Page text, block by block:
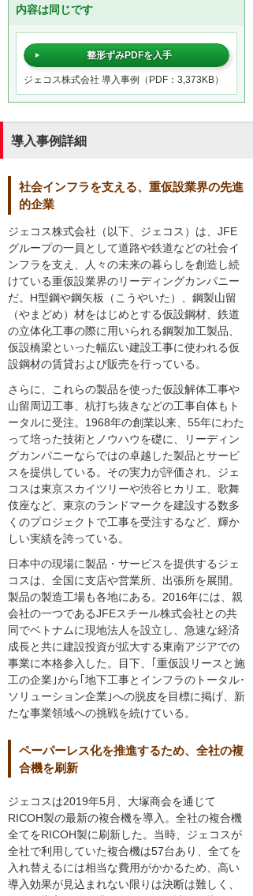
内容は同じです
整形ずみPDFを入手
ジェコス株式会社 導入事例（PDF：3,373KB）
導入事例詳細
社会インフラを支える、重仮設業界の先進
的企業
ジェコス株式会社（以下、ジェコス）は、JFE
グループの一員として道路や鉄道などの社会イ
ンフラを支え、人々の未来の暮らしを創造し続
けている重仮設業界のリーディングカンパニー
だ。H型鋼や鋼矢板（こうやいた）、鋼製山留
（やまどめ）材をはじめとする仮設鋼材、鉄道
の立体化工事の際に用いられる鋼製加工製品、
仮設橋梁といった幅広い建設工事に使われる仮
設鋼材の賃貸および販売を行っている。
さらに、これらの製品を使った仮設解体工事や
山留周辺工事、杭打ち抜きなどの工事自体もト
ータルに受注。1968年の創業以来、55年にわた
って培った技術とノウハウを礎に、リーディン
グカンパニーならではの卓越した製品とサービ
スを提供している。その実力が評価され、ジェ
コスは東京スカイツリーや渋谷ヒカリエ、歌舞
伎座など、東京のランドマークを建設する数多
くのプロジェクトで工事を受注するなど、輝か
しい実績を誇っている。
日本中の現場に製品・サービスを提供するジェ
コスは、全国に支店や営業所、出張所を展開。
製品の製造工場も各地にある。2016年には、親
会社の一つであるJFEスチール株式会社との共
同でベトナムに現地法人を設立し、急速な経済
成長と共に建設投資が拡大する東南アジアでの
事業に本格参入した。目下、｢重仮設リースと施
工の企業｣から｢地下工事とインフラのトータル･
ソリューション企業｣への脱皮を目標に掲げ、新
たな事業領域への挑戦を続けている。
ペーパーレス化を推進するため、全社の複
合機を刷新
ジェコスは2019年5月、大塚商会を通じて
RICOH製の最新の複合機を導入。全社の複合機
全てをRICOH製に刷新した。当時、ジェコスが
全社で利用していた複合機は57台あり、全てを
入れ替えるには相当な費用がかかるため、高い
導入効果が見込まれない限りは決断は難しく、